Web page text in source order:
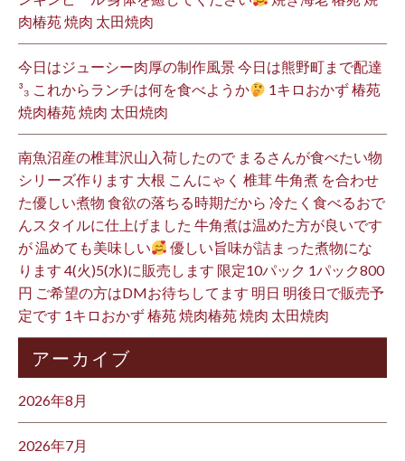
肉椿苑 焼肉 太田焼肉
今日はジューシー肉厚の制作風景 今日は熊野町まで配達
³₃ これからランチは何を食べようか
1キロおかず 椿苑
焼肉椿苑 焼肉 太田焼肉
南魚沼産の椎茸沢山入荷したので まるさんが食べたい物
シリーズ作ります 大根 こんにゃく 椎茸 牛角煮 を合わせ
た優しい煮物 食欲の落ちる時期だから 冷たく食べるおで
んスタイルに仕上げました 牛角煮は温めた方が良いです
が 温めても美味しい
優しい旨味が詰まった煮物にな
ります 4(火)5(水)に販売します 限定10パック 1パック800
円 ご希望の方はDMお待ちしてます 明日 明後日で販売予
定です 1キロおかず 椿苑 焼肉椿苑 焼肉 太田焼肉
アーカイブ
2026年8月
2026年7月